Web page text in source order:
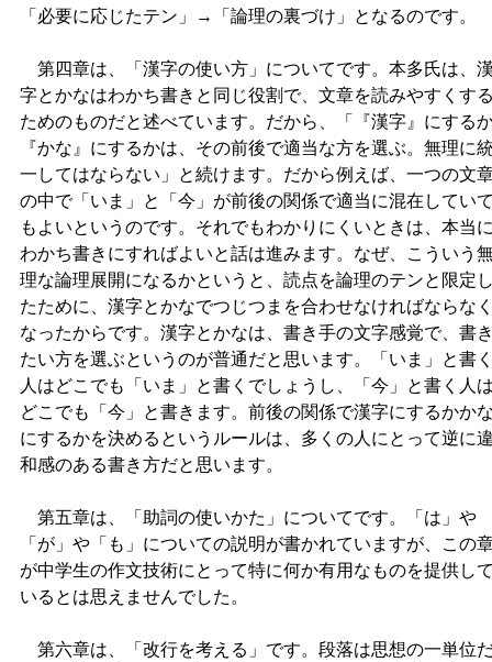
「必要に応じたテン」→「論理の裏づけ」となるのです。
第四章は、「漢字の使い方」についてです。本多氏は、
字とかなはわかち書きと同じ役割で、文章を読みやすくす
ためのものだと述べています。だから、「『漢字』にする
『かな』にするかは、その前後で適当な方を選ぶ。無理に
一してはならない」と続けます。だから例えば、一つの文
の中で「いま」と「今」が前後の関係で適当に混在してい
もよいというのです。それでもわかりにくいときは、本当
わかち書きにすればよいと話は進みます。なぜ、こういう
理な論理展開になるかというと、読点を論理のテンと限定
たために、漢字とかなでつじつまを合わせなければならな
なったからです。漢字とかなは、書き手の文字感覚で、書
たい方を選ぶというのが普通だと思います。「いま」と書
人はどこでも「いま」と書くでしょうし、「今」と書く人
どこでも「今」と書きます。前後の関係で漢字にするかか
にするかを決めるというルールは、多くの人にとって逆に
和感のある書き方だと思います。
第五章は、「助詞の使いかた」についてです。「は」や
「が」や「も」についての説明が書かれていますが、この
が中学生の作文技術にとって特に何か有用なものを提供し
いるとは思えませんでした。
第六章は、「改行を考える」です。段落は思想の一単位